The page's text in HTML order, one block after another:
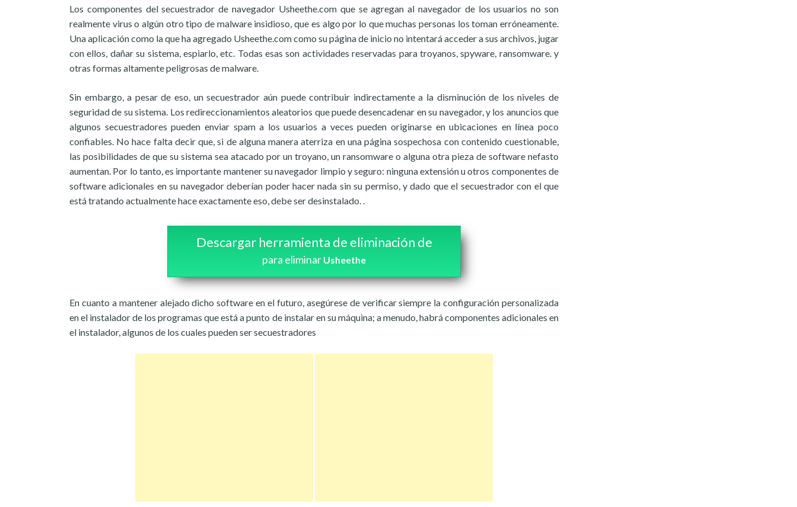
Los componentes del secuestrador de navegador Usheethe.com que se agregan al navegador de los usuarios no son
realmente virus o algún otro tipo de malware insidioso, que es algo por lo que muchas personas los toman erróneamente.
Una aplicación como la que ha agregado Usheethe.com como su página de inicio no intentará acceder a sus archivos, jugar
con ellos, dañar su sistema, espiarlo, etc. Todas esas son actividades reservadas para troyanos, spyware, ransomware. y
otras formas altamente peligrosas de malware.
Sin embargo, a pesar de eso, un secuestrador aún puede contribuir indirectamente a la disminución de los niveles de
seguridad de su sistema. Los redireccionamientos aleatorios que puede desencadenar en su navegador, y los anuncios que
algunos secuestradores pueden enviar spam a los usuarios a veces pueden originarse en ubicaciones en línea poco
confiables. No hace falta decir que, si de alguna manera aterriza en una página sospechosa con contenido cuestionable,
las posibilidades de que su sistema sea atacado por un troyano, un ransomware o alguna otra pieza de software nefasto
aumentan. Por lo tanto, es importante mantener su navegador limpio y seguro: ninguna extensión u otros componentes de
software adicionales en su navegador deberían poder hacer nada sin su permiso, y dado que el secuestrador con el que
está tratando actualmente hace exactamente eso, debe ser desinstalado. .
Descargar herramienta de eliminación de
para eliminar Usheethe
En cuanto a mantener alejado dicho software en el futuro, asegúrese de verificar siempre la configuración personalizada
en el instalador de los programas que está a punto de instalar en su máquina; a menudo, habrá componentes adicionales en
el instalador, algunos de los cuales pueden ser secuestradores